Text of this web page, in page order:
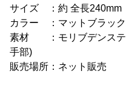
サイズ ：約 全長
カラー ：マットブラッ
素材 ：モリブデンステ
手部)
販売場所：ネット販売